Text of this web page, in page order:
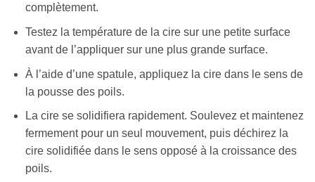
complètement.
Testez la température de la cire sur une petite surface
avant de l’appliquer sur une plus grande surface.
À l’aide d’une spatule, appliquez la cire dans le sens de
la pousse des poils.
La cire se solidifiera rapidement. Soulevez et maintenez
fermement pour un seul mouvement, puis déchirez la
cire solidifiée dans le sens opposé à la croissance des
poils.